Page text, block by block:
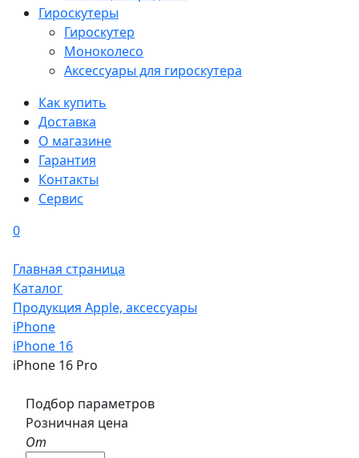
Гироскутеры
Гироскутер
Моноколесо
Аксессуары для гироскутера
Как купить
Доставка
О магазине
Гарантия
Контакты
Сервис
0
Главная страница
Каталог
Продукция Apple, аксессуары
iPhone
iPhone 16
iPhone 16 Pro
Подбор параметров
Розничная цена
От